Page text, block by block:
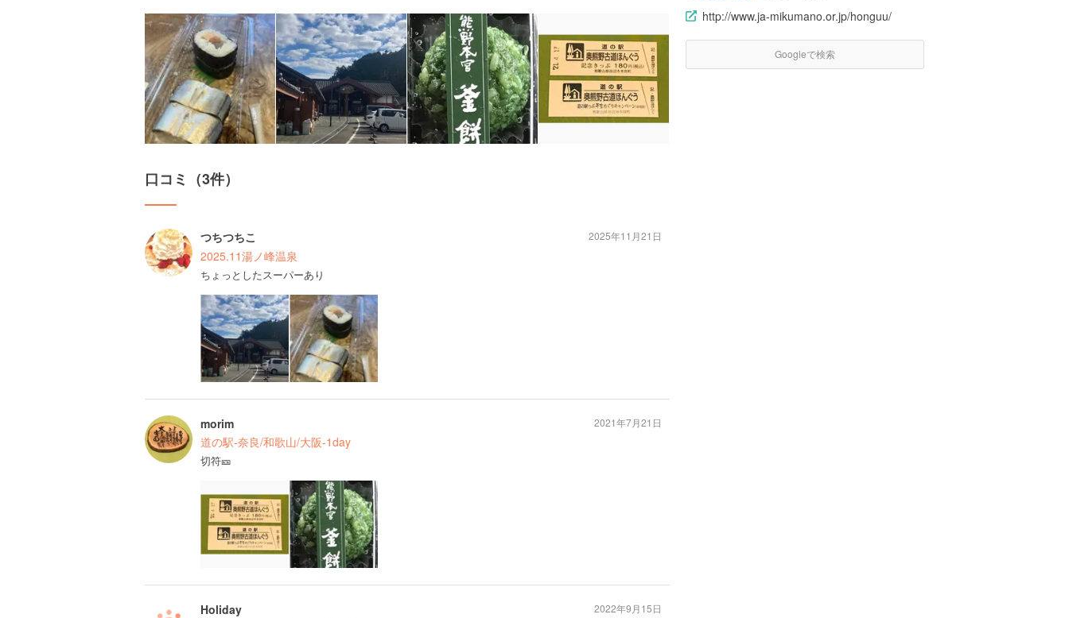
口コミ（3件）
つちつちこ
2025.11湯ノ峰温泉
ちょっとしたスーパーあり
2025年11月21日
morim
道の駅-奈良/和歌山/大阪-1day
切符🎫
2021年7月21日
Holiday 2022年9月15日
http://www.ja-mikumano.or.jp/honguu/
Googleで検索